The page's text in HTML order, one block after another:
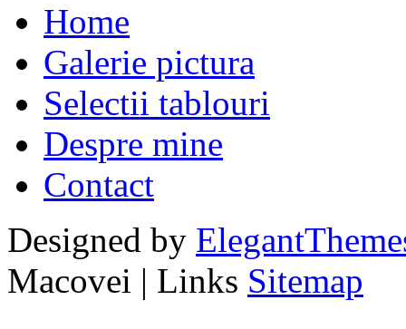
Home
Galerie pictura
Selectii tablouri
Despre mine
Contact
Designed by
Macovei | Links Sitemap